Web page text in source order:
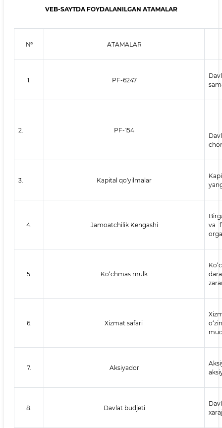
VEB-SAYTDA FOYDALANILGAN ATAMALAR
№ ATAMALAR
1. PF-6247
2. PF-154
3. Kapital qo'yilmalar
4. Jamoatchilik Kengashi
va
5. Ko‘chmas mulk
6. Xizmat safari
7. Aksiyador
8. Davlat budjeti